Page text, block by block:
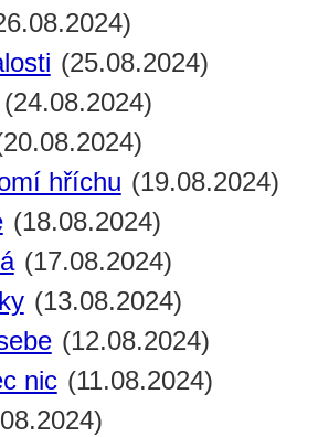
(25.08.2024)
(24.08.2024)
hříchu (19.08.2024)
(18.08.2024)
(17.08.2024)
(13.08.2024)
(12.08.2024)
nic (11.08.2024)